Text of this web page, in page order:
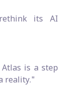
its AI
is a step
reality."